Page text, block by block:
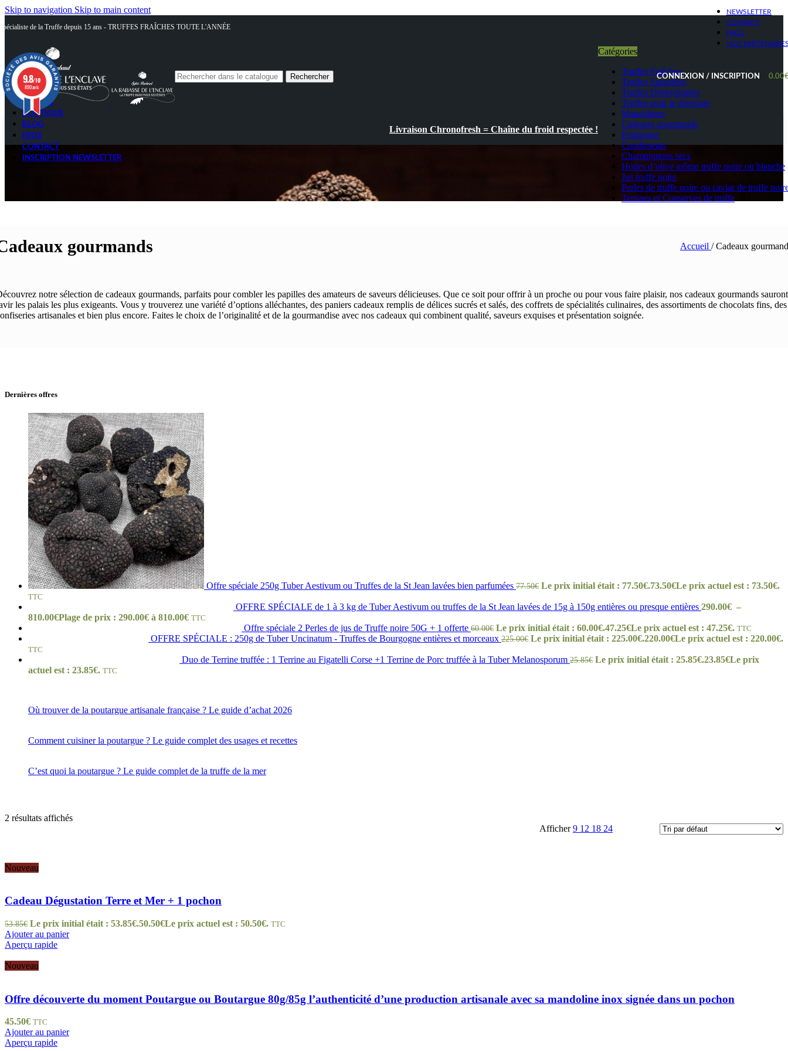
Skip to navigation Skip to main content
de la Truffe depuis 15 ans - TRUFFES FRAÎCHES TOUTE L'ANNÉE
NEWSLETTER
CONTACT
FAQS
NOS
Rechercher CONNEXION / INSCRIPTION 0.00
ACCUEIL
BOUTIQUE
BLOG
FAQS
CONTACT
INSCRIPTION NEWSLETTER
Livraison Chronofresh = Chaîne du froid respectée !
Catégories
Truffes Fraîches
Truffes Surgelées
Truffes Déshydratées
Truffes pour le dressage
Mandolines
Cadeaux gourmands
Poutargue
Condiments
Champignons secs
Huiles d’olive arôme truffe noire ou blanche
Jus truffe noire
Perles de truffe noire ou caviar de truffe
Terrines et Conserves de truffe
gourmands Accueil / Cadeaux
notre sélection de cadeaux gourmands, parfaits pour combler les papilles des amateurs de saveurs délicieuses. Que ce soit pour offrir à un proche ou pour vous faire plaisir, nos cadeaux gourmands sauront
les palais les plus exigeants. Vous y trouverez une variété d’options alléchantes, des paniers cadeaux remplis de délices sucrés et salés, des coffrets de spécialités culinaires, des assortiments de chocolats fins, des
artisanales et bien plus encore. Faites le choix de l’originalité et de la gourmandise avec nos cadeaux qui combinent qualité, saveurs exquises et présentation soignée.
Dernières offres
Offre spéciale 250g Tuber Aestivum ou Truffes de la St Jean lavées bien parfumées 77.50€ Le prix initial était : 77.50€.73.50€Le prix actuel est : 73.50€.
TTC
OFFRE SPÉCIALE de 1 à 3 kg de Tuber Aestivum ou truffes de la St Jean lavées de 15g à 150g entières ou presque entières 290.00€ –
810.00€Plage de prix : 290.00€ à 810.00€ TTC
Offre spéciale 2 Perles de jus de Truffe noire 50G + 1 offerte 60.00€ Le prix initial était : 60.00€.47.25€Le prix actuel est : 47.25€. TTC
OFFRE SPÉCIALE : 250g de Tuber Uncinatum - Truffes de Bourgogne entières et morceaux 225.00€ Le prix initial était : 225.00€.220.00€Le prix actuel est : 220.00€.
TTC
Duo de Terrine truffée : 1 Terrine au Figatelli Corse +1 Terrine de Porc truffée à la Tuber Melanosporum 25.85€ Le prix initial était : 25.85€.23.85€Le prix
actuel est : 23.85€. TTC
Où trouver de la poutargue artisanale française ? Le guide d’achat 2026
Comment cuisiner la poutargue ? Le guide complet des usages et recettes
C’est quoi la poutargue ? Le guide complet de la truffe de la mer
2 résultats affichés
Afficher9 12 18 24
Nouveau
Cadeau Dégustation Terre et Mer + 1 pochon
53.85€ Le prix initial était : 53.85€.50.50€Le prix actuel est : 50.50€. TTC
Ajouter au panier
Aperçu rapide
Nouveau
Offre découverte du moment Poutargue ou Boutargue 80g/85g l’authenticité d’une production artisanale avec sa mandoline inox signée dans un pochon
45.50€ TTC
Ajouter au panier
Aperçu rapide
9.8/10
890 avis